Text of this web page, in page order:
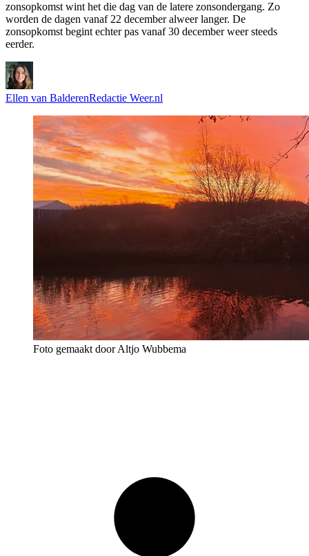
zonsopkomst wint het die dag van de latere zonsondergang. Zo
worden de dagen vanaf 22 december alweer langer. De
zonsopkomst begint echter pas vanaf 30 december weer steeds
eerder.
Ellen van BalderenRedactie Weer.nl
Foto gemaakt door Altjo Wubbema